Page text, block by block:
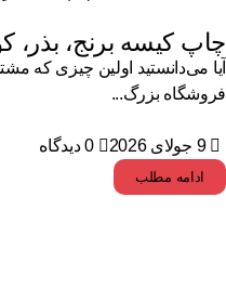
چاپ کیسه برنج، بذر،
آیا می‌دانستید اولین چیزی که
فروشگاه بزرگ...
9 جولای 2026 0 دیدگاه
ادامه مطلب